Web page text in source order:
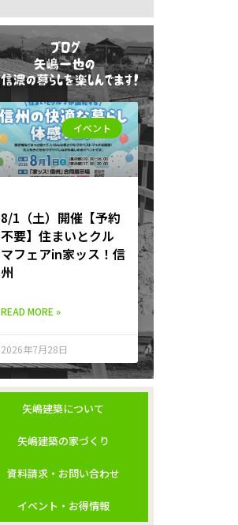
イベント
8/1（土）開催【予約
不要】住まいとクル
マフェアin家ッス！信
州
READ MORE »
2026年7月28日
矢嶋建築について
矢嶋建築の家づくり
資料請求・お問い合わせ
イベント・お得情報